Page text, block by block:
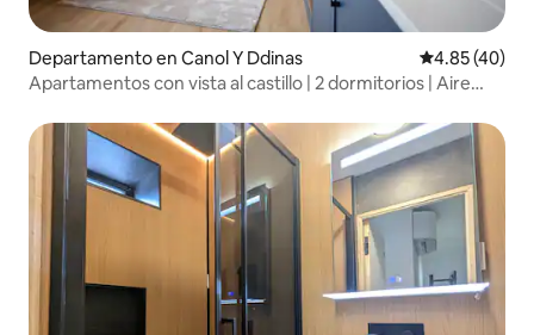
Departamento en Canol Y Ddinas Calificación
4.85 (40)
Apartamentos con vista al castillo | 2 dormitorios | Aire